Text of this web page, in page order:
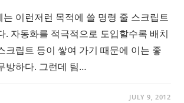
이런저런 목적에 쓸 명령 줄 스크립트
. 자동화를 적극적으로 도입할수록 배치
크립트 등이 쌓여 가기 때문에 이는 좋
방하다. 그런데 팀…
JULY 9, 2012